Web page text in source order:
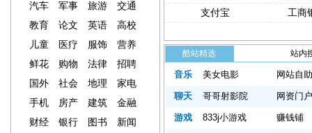
支付宝
工商
酷站精选
站内
索：
音乐 美女电影 网站自
聊天 哥哥射影院 网资门
游戏 833j小游戏 赚钱铺
汽车
军事 旅游
交通
教育
论文 英语
高校
儿童
医疗 服饰
营养
鲜花
购物 法律
招聘
国外
社会 地理
家电
手机
房产 建筑
金融
财经
银行 图书
新闻